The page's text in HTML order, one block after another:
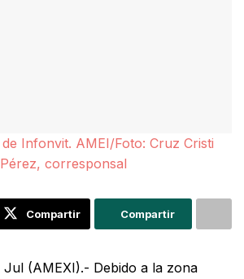
Infonvit. AMEI/Foto: Cruz Cristi
corresponsal
Compartir Compartir
(AMEXI).- Debido a la zona